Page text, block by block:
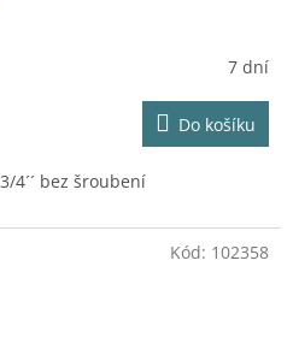
7 dní
Do košíku
4´´ bez šroubení
Kód: 102358